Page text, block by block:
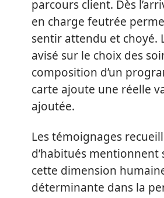
parcours client. Dès
en charge feutrée
sentir attendu et choyé.
avisé sur le choix des
composition d’un
carte ajoute une réelle
ajoutée.
Les témoignages
d’habitués mentionnent
cette dimension
déterminante dans la